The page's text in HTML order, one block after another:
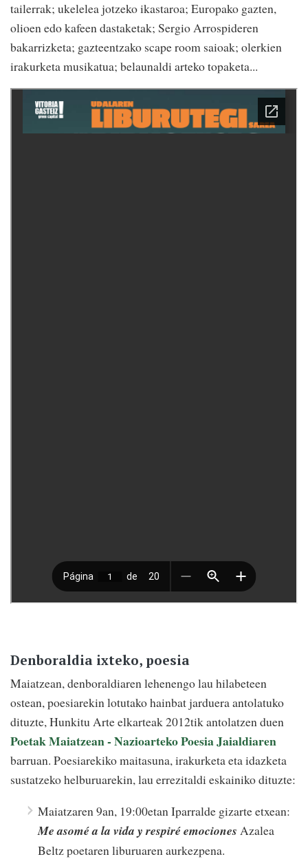
tailerrak; ukelelea jotzeko ikastaroa; Europako gazten,
olioen edo kafeen dastaketak; Sergio Arrospideren
bakarrizketa; gazteentzako scape room saioak; olerkien
irakurketa musikatua; belaunaldi arteko topaketa...
Denboraldia ixteko, poesia
Maiatzean, denboraldiaren lehenengo lau hilabeteen
ostean, poesiarekin lotutako hainbat jarduera antolatuko
dituzte, Hunkitu Arte elkarteak 2012tik antolatzen duen
Poetak Maiatzean - Nazioarteko Poesia Jaialdiaren
barruan. Poesiarekiko maitasuna, irakurketa eta idazketa
sustatzeko helburuarekin, lau errezitaldi eskainiko dituzte:
Maiatzaren 9an, 19:00etan Iparralde gizarte etxean:
Me asomé a la vida y respiré emociones Azalea
Beltz poetaren liburuaren aurkezpena.